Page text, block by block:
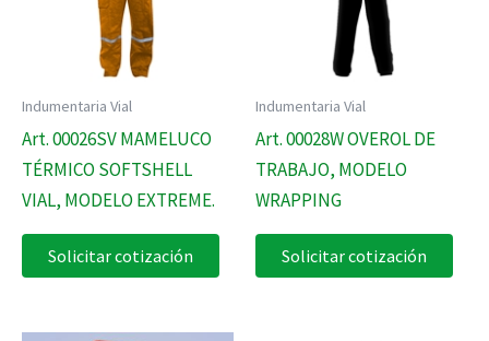
Indumentaria Vial
Art. 00026SV MAMELUCO
TÉRMICO SOFTSHELL
VIAL, MODELO EXTREME.
Solicitar cotización
Indumentaria Vial
Art. 00028W OVEROL DE
TRABAJO, MODELO
WRAPPING
Solicitar cotización